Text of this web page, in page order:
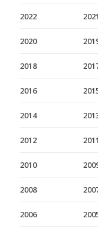
2022 2021
2020
2018
2016
2014
2012 2011
2010
2008
2006